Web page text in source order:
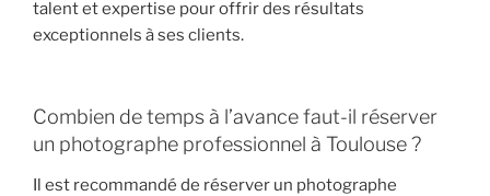
talent et expertise pour offrir des résultats
exceptionnels à ses clients.
Combien de temps à l’avance faut-il réserver
un photographe professionnel à Toulouse ?
Il est recommandé de réserver un photographe